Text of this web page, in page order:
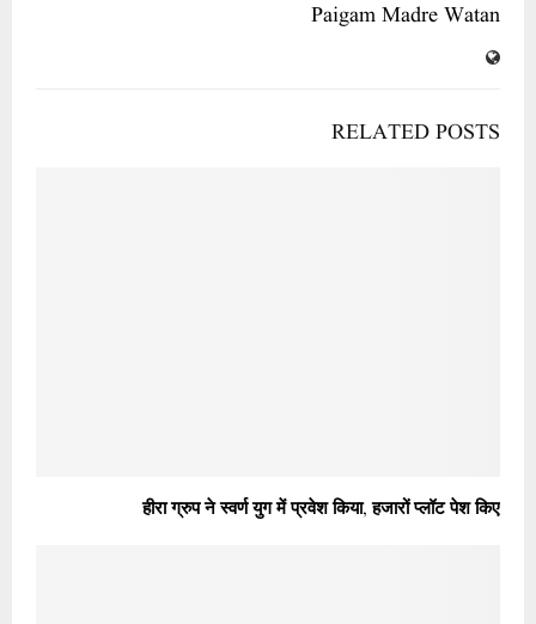
Paigam Madre Watan
RELATED POSTS
हीरा ग्रुप ने स्वर्ण युग में प्रवेश किया, हजारों प्लॉट पेश किए